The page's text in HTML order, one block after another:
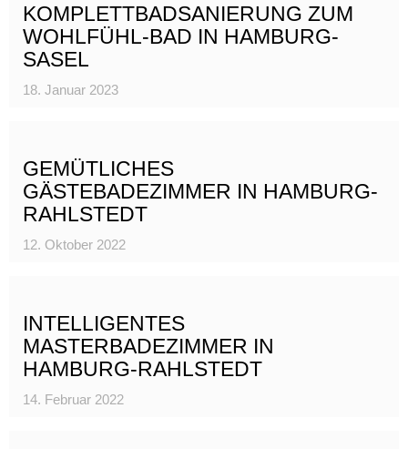
KOMPLETTBADSANIERUNG ZUM
WOHLFÜHL-BAD IN HAMBURG-
SASEL
18. Januar 2023
GEMÜTLICHES
GÄSTEBADEZIMMER IN HAMBURG-
RAHLSTEDT
12. Oktober 2022
INTELLIGENTES
MASTERBADEZIMMER IN
HAMBURG-RAHLSTEDT
14. Februar 2022